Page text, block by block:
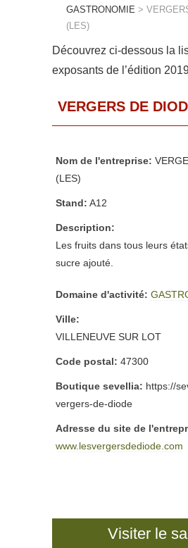
GASTRONOMIE >
(LES)
Découvrez ci-dessous la
exposants de l’édition
VERGERS DE
Nom de l'entreprise:
(LES)
Stand: A12
Description:
Les fruits dans tous leurs
sucre ajouté.
Domaine d'activité:
Ville:
VILLENEUVE SUR LOT
Code postal: 47300
Boutique sevellia: https://
vergers-de-diode
Adresse du site de
www.lesvergersdediode.com
Visiter le